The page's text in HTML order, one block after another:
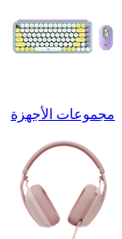
مجموعات الأجهزة